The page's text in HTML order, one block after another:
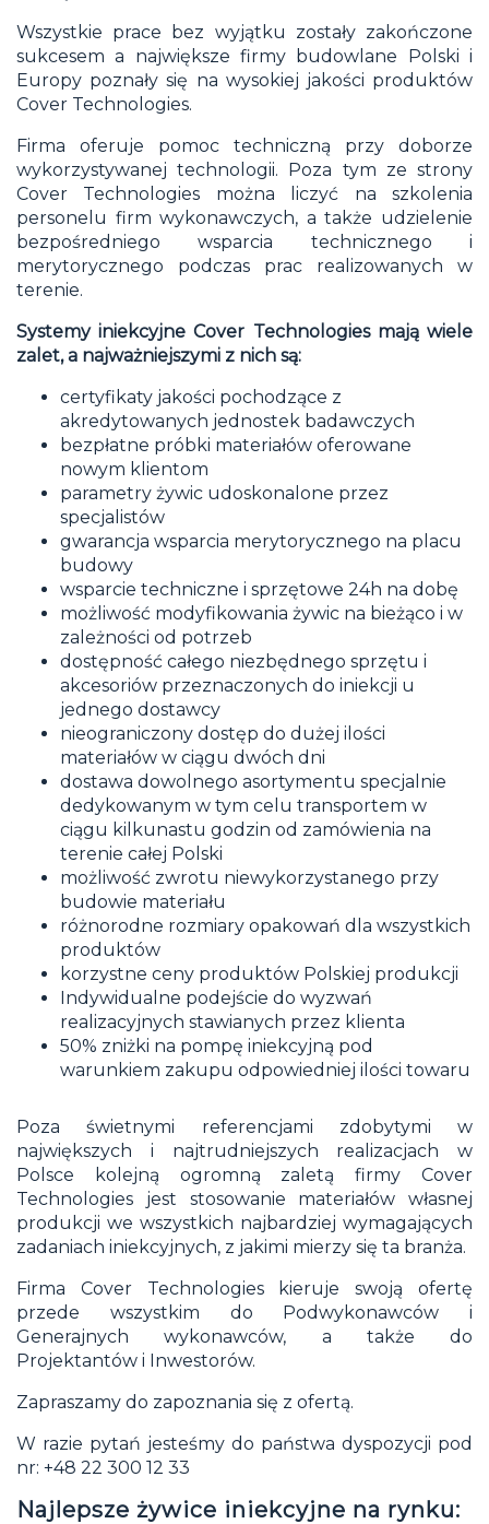
Wszystkie prace bez wyjątku zostały zakończone
sukcesem a największe firmy budowlane Polski i
Europy poznały się na wysokiej jakości produktów
Cover Technologies.
Firma oferuje pomoc techniczną przy doborze
wykorzystywanej technologii. Poza tym ze strony
Cover Technologies można liczyć na szkolenia
personelu firm wykonawczych, a także udzielenie
bezpośredniego wsparcia technicznego i
merytorycznego podczas prac realizowanych w
terenie.
Systemy iniekcyjne Cover Technologies mają wiele
zalet, a najważniejszymi z nich są:
certyfikaty jakości pochodzące z
akredytowanych jednostek badawczych
bezpłatne próbki materiałów oferowane
nowym klientom
parametry żywic udoskonalone przez
specjalistów
gwarancja wsparcia merytorycznego na placu
budowy
wsparcie techniczne i sprzętowe 24h na dobę
możliwość modyfikowania żywic na bieżąco i w
zależności od potrzeb
dostępność całego niezbędnego sprzętu i
akcesoriów przeznaczonych do iniekcji u
jednego dostawcy
nieograniczony dostęp do dużej ilości
materiałów w ciągu dwóch dni
dostawa dowolnego asortymentu specjalnie
dedykowanym w tym celu transportem w
ciągu kilkunastu godzin od zamówienia na
terenie całej Polski
możliwość zwrotu niewykorzystanego przy
budowie materiału
różnorodne rozmiary opakowań dla wszystkich
produktów
korzystne ceny produktów Polskiej produkcji
Indywidualne podejście do wyzwań
realizacyjnych stawianych przez klienta
50% zniżki na pompę iniekcyjną pod
warunkiem zakupu odpowiedniej ilości towaru
Poza świetnymi referencjami zdobytymi w
największych i najtrudniejszych realizacjach w
Polsce kolejną ogromną zaletą firmy Cover
Technologies jest stosowanie materiałów własnej
produkcji we wszystkich najbardziej wymagających
zadaniach iniekcyjnych, z jakimi mierzy się ta branża.
Firma Cover Technologies kieruje swoją ofertę
przede wszystkim do Podwykonawców i
Generajnych wykonawców, a także do
Projektantów i Inwestorów.
Zapraszamy do zapoznania się z ofertą.
W razie pytań jesteśmy do państwa dyspozycji pod
nr: +48 22 300 12 33
Najlepsze żywice iniekcyjne na rynku: